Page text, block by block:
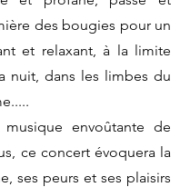
des bougies pour un
et relaxant, à la limite
nuit, dans les limbes du
envoûtante de
ce concert évoquera la
ses peurs et ses plaisirs